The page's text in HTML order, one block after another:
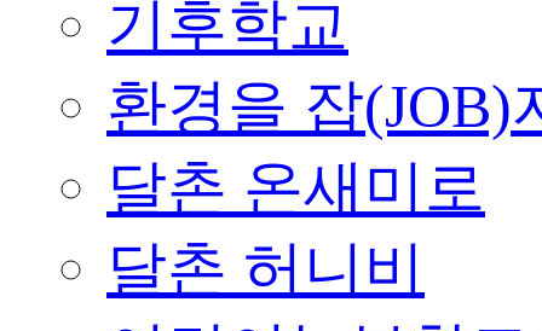
기후학교
환경을 잡(JOB)
달촌 온새미로
달촌 허니비